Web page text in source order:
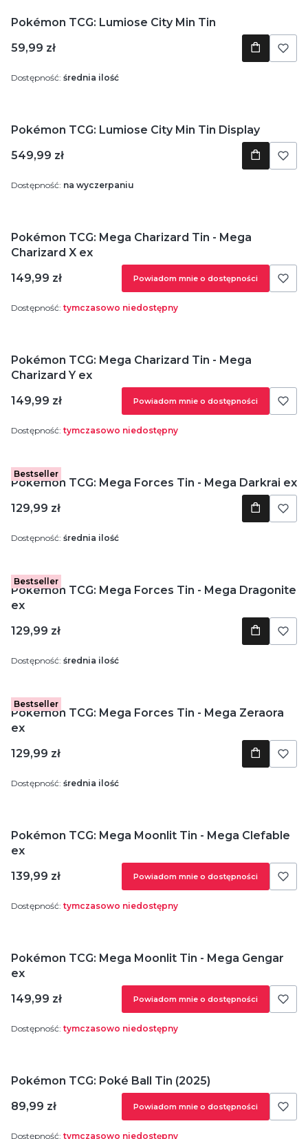
Pokémon TCG: Lumiose City Min Tin
Cena
59,99 zł
Dostępność: średnia ilość
Pokémon TCG: Lumiose City Min Tin Display
Cena
549,99 zł
Dostępność: na wyczerpaniu
Pokémon TCG: Mega Charizard Tin - Mega
Charizard X ex
Cena
149,99 zł Powiadom mnie o dostępności
Dostępność: tymczasowo niedostępny
Pokémon TCG: Mega Charizard Tin - Mega
Charizard Y ex
Cena
149,99 zł Powiadom mnie o dostępności
Dostępność: tymczasowo niedostępny
Bestseller
Pokémon TCG: Mega Forces Tin - Mega Darkrai ex
Cena
129,99 zł
Dostępność: średnia ilość
Bestseller
Pokémon TCG: Mega Forces Tin - Mega Dragonite
ex
Cena
129,99 zł
Dostępność: średnia ilość
Bestseller
Pokémon TCG: Mega Forces Tin - Mega Zeraora
ex
Cena
129,99 zł
Dostępność: średnia ilość
Pokémon TCG: Mega Moonlit Tin - Mega Clefable
ex
Cena
139,99 zł Powiadom mnie o dostępności
Dostępność: tymczasowo niedostępny
Pokémon TCG: Mega Moonlit Tin - Mega Gengar
ex
Cena
149,99 zł Powiadom mnie o dostępności
Dostępność: tymczasowo niedostępny
Pokémon TCG: Poké Ball Tin (2025)
Cena
89,99 zł Powiadom mnie o dostępności
Dostępność: tymczasowo niedostępny